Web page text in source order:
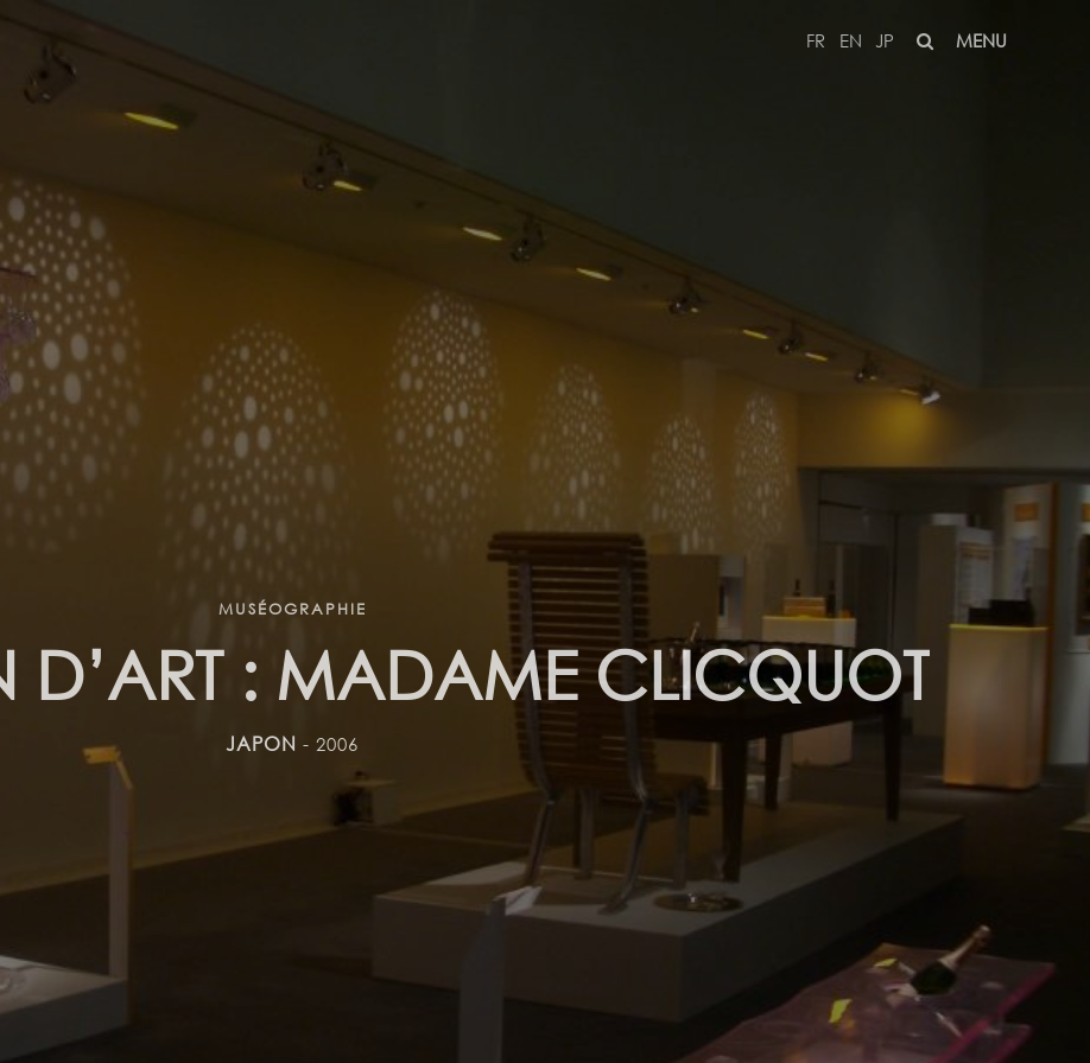
FR EN JP MENU
MUSÉOGRAPHIE
D’ART : MADAME CLICQUOT
JAPON - 2006